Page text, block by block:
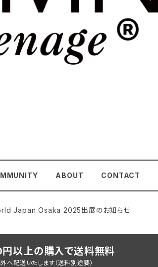
ABOUT CONTACT
Japan Osaka 2025出展のお知らせ
以上の購入で送料無料
へ配送いたします（送料別途要）